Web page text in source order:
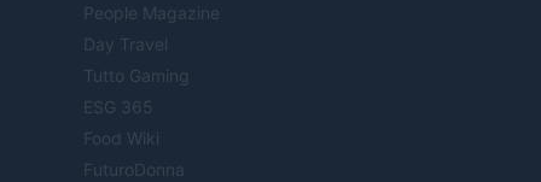
People Magazine
Day Travel
Tutto Gaming
ESG 365
Food Wiki
FuturoDonna